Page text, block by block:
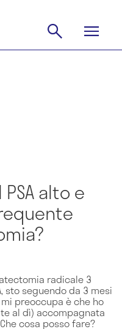
alto e
radicale 3
sto seguendo da 3 mesi
preoccupa è che ho
al dì) accompagnata
cosa posso fare?